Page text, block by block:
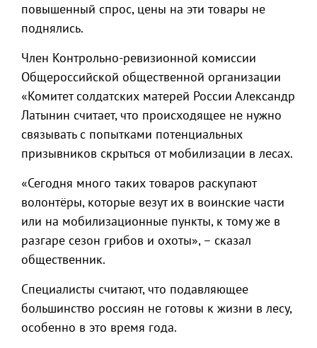
повышенный спрос, цены на эти товары не
поднялись.
Член Контрольно-ревизионной комиссии
Общероссийской общественной организации
«Комитет солдатских матерей России Александр
Латынин считает, что происходящее не нужно
связывать с попытками потенциальных
призывников скрыться от мобилизации в лесах.
«Сегодня много таких товаров раскупают
волонтёры, которые везут их в воинские части
или на мобилизационные пункты, к тому же в
разгаре сезон грибов и охоты», – сказал
общественник.
Специалисты считают, что подавляющее
большинство россиян не готовы к жизни в лесу,
особенно в это время года.